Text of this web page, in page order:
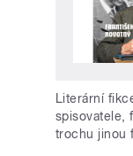
Literární
spisovatele,
trochu jinou